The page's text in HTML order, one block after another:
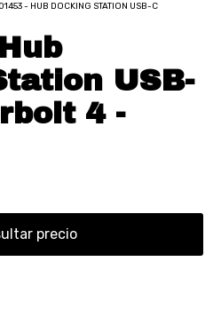
- HUB DOCKING STATION USB-C
USB-
4 -